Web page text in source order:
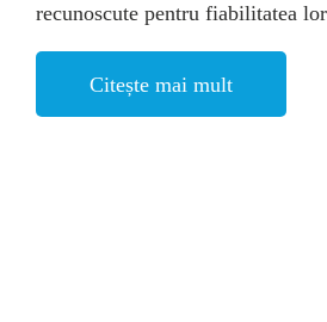
recunoscute pentru fiabilitatea
Citește mai mult